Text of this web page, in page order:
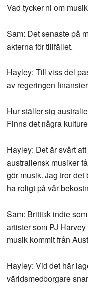
Vad tycker ni om
Sam: Det senaste på
akterna för tillfället.
Hayley: Till viss del
av regeringen
Hur ställer sig
Finns det några
Hayley: Det är svårt
australiensk musiker
gör musik. Jag tror
ha roligt på vår
Sam: Brittisk indie
artister som PJ
musik kommit från
Hayley: Vid det här
världsmedborgare